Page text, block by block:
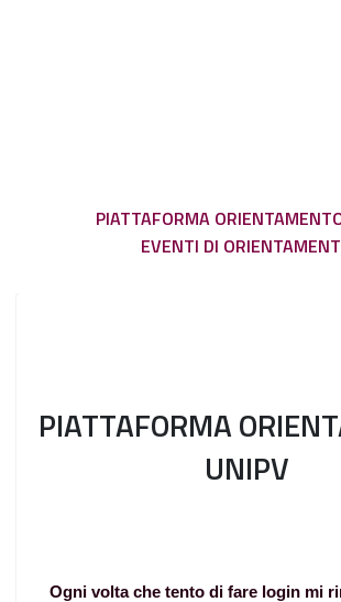
PIATTAFORMA
EVENTI DI
PIATTAFORMA
UNIPV
Ogni volta che tento di fare login mi